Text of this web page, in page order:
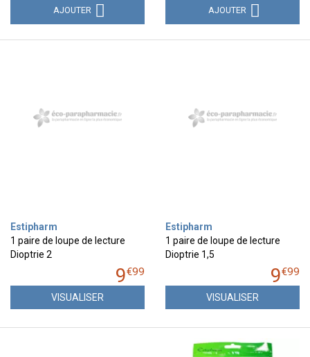
AJOUTER AJOUTER
Estipharm
1 paire de loupe de lecture
Dioptrie 2
9€99
VISUALISER
Estipharm
1 paire de loupe de lecture
Dioptrie 1,5
9€99
VISUALISER